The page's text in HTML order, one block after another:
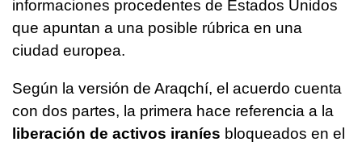
informaciones procedentes de Estados Unidos
que apuntan a una posible rúbrica en una
ciudad europea.
Según la versión de Araqchí, el acuerdo cuenta
con dos partes, la primera hace referencia a la
liberación de activos iraníes bloqueados en el